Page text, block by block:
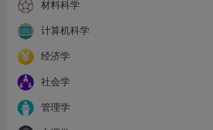
材料科学
计算机科学
经济学
社会学
管理学